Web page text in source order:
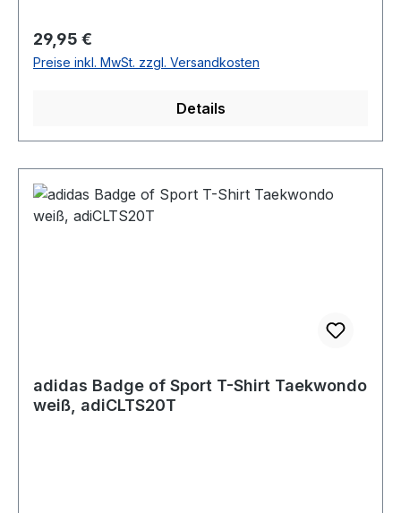
Regulärer Preis:
29,95 €
Preise inkl. MwSt. zzgl. Versandkosten
Details
adidas Badge of Sport T-Shirt Taekwondo
weiß, adiCLTS20T